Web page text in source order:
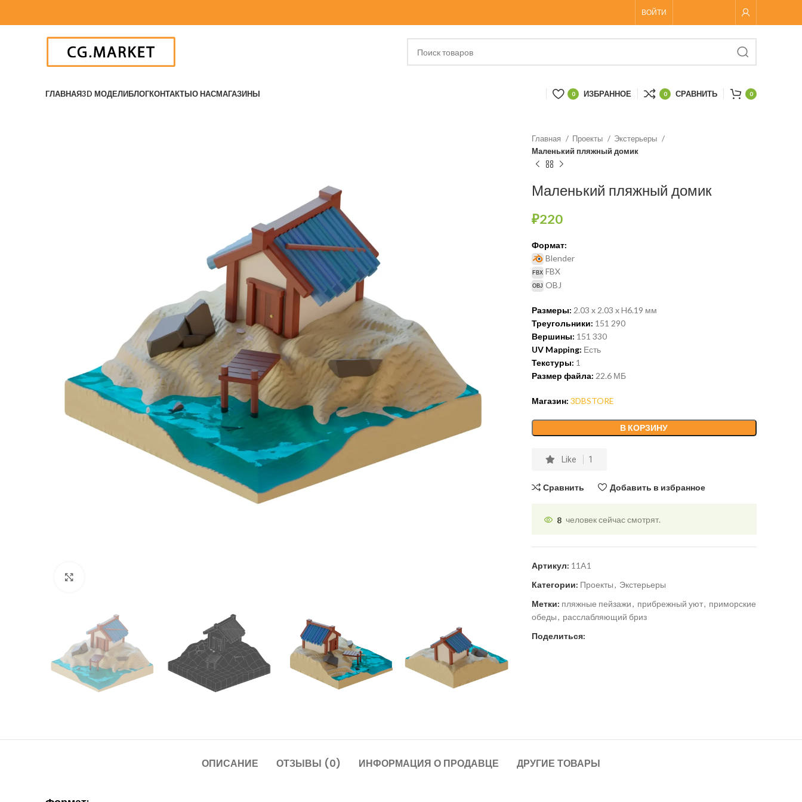
ВОЙТИ
ГЛАВНАЯ3D МОДЕЛИБЛОГКОНТАКТЫО НАСМАГАЗИНЫ 0 ИЗБРАННОЕ 0 СРАВНИТЬ 0
Главная Проекты
Экстерьеры
Маленький пляжный домик
Маленький пляжный домик
₽220
Формат:
Blender
FBX
OBJ
Размеры: 2.03 x 2.03 x H6.19 мм
Треугольники: 151 290
Вершины: 151 330
UV Mapping: Есть
Текстуры: 1
Размер файла: 22.6 МБ
Магазин: 3DBSTORE
В КОРЗИНУ
Like 1
Сравнить Добавить в избранное
8 человек сейчас смотрят.
Артикул: 11A1
Категории: Проекты, Экстерьеры
Метки: пляжные пейзажи, прибрежный уют, приморские
обеды, расслабляющий бриз
Поделиться:
ОПИСАНИЕ ОТЗЫВЫ (0) ИНФОРМАЦИЯ О ПРОДАВЦЕ ДРУГИЕ ТОВАРЫ